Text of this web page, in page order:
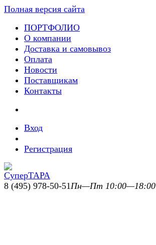
Полная версия сайта
ПОРТФОЛИО
О компании
Доставка и самовывоз
Оплата
Новости
Поставщикам
Контакты
Вход
Регистрация
8 (495) 978-50-51Пн—Пт 10:00—18:00